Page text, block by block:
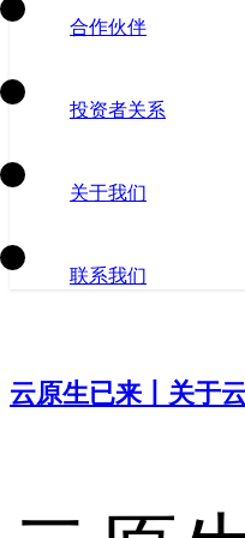
合作伙伴
投资者关系
关于我们
联系我们
云原生已来丨关于